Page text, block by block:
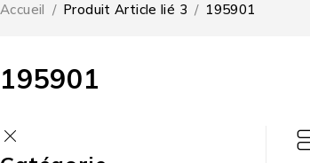
195901
Accueil / Produit Article lié 3 / 195901